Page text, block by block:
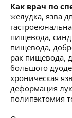
Как врач по
желудка, язва
пищевода,
пищевода,
рак пищевода,
большого
хроническая
деформация
полипэктомия